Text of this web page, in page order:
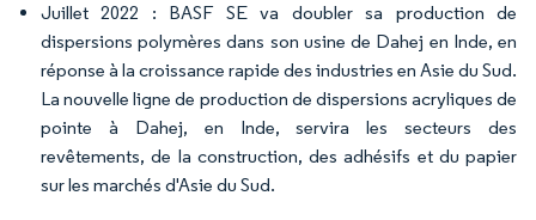
Juillet 2022 : BASF SE va doubler sa production de
dispersions polymères dans son usine de Dahej en Inde, en
réponse à la croissance rapide des industries en Asie du Sud.
La nouvelle ligne de production de dispersions acryliques de
pointe à Dahej, en Inde, servira les secteurs des
revêtements, de la construction, des adhésifs et du papier
sur les marchés d'Asie du Sud.